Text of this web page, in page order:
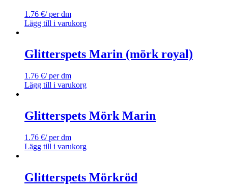
1.76 €/ per dm
Lägg till i varukorg
Glitterspets Marin (mörk royal)
1.76 €/ per dm
Lägg till i varukorg
Glitterspets Mörk Marin
1.76 €/ per dm
Lägg till i varukorg
Glitterspets Mörkröd